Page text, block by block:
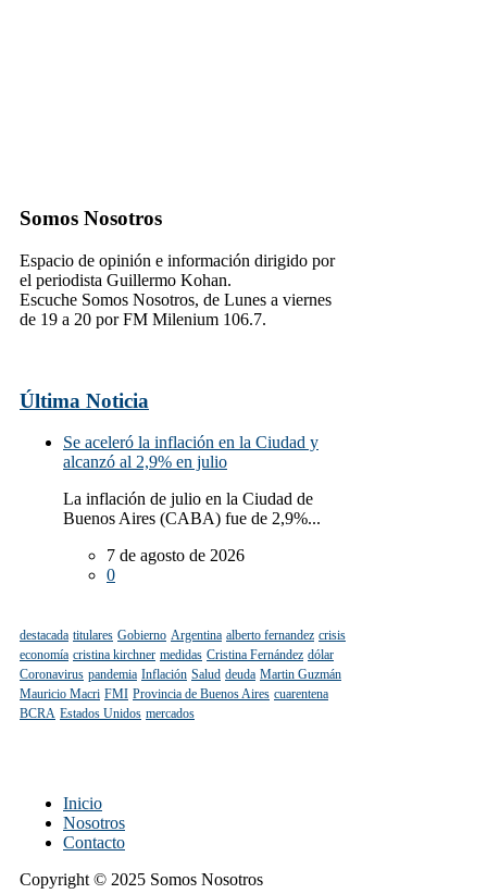
Somos Nosotros
Espacio de opinión e información dirigido por
el periodista Guillermo Kohan.
Escuche Somos Nosotros, de Lunes a viernes
de 19 a 20 por FM Milenium 106.7.
Última Noticia
Se aceleró la inflación en la Ciudad y
alcanzó al 2,9% en julio
La inflación de julio en la Ciudad de
Buenos Aires (CABA) fue de 2,9%...
7 de agosto de 2026
0
destacada titulares Gobierno Argentina alberto fernandez crisis
economía cristina kirchner medidas Cristina Fernández dólar
Coronavirus pandemia Inflación Salud deuda Martin Guzmán
Mauricio Macri FMI Provincia de Buenos Aires cuarentena
BCRA Estados Unidos mercados
Inicio
Nosotros
Contacto
Copyright © 2025 Somos Nosotros